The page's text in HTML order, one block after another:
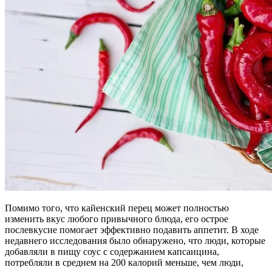
Помимо того, что кайенский перец может полностью
изменить вкус любого привычного блюда, его острое
послевкусие помогает эффективно подавить аппетит. В ходе
недавнего исследования было обнаружено, что люди, которые
добавляли в пищу соус с содержанием капсаицина,
потребляли в среднем на 200 калорий меньше, чем люди,